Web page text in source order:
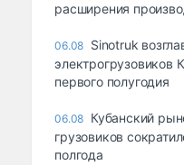
расширения
06.08 Sinotruk
электрогрузовиков
первого полугодия
06.08 Кубанский
грузовиков
полгода